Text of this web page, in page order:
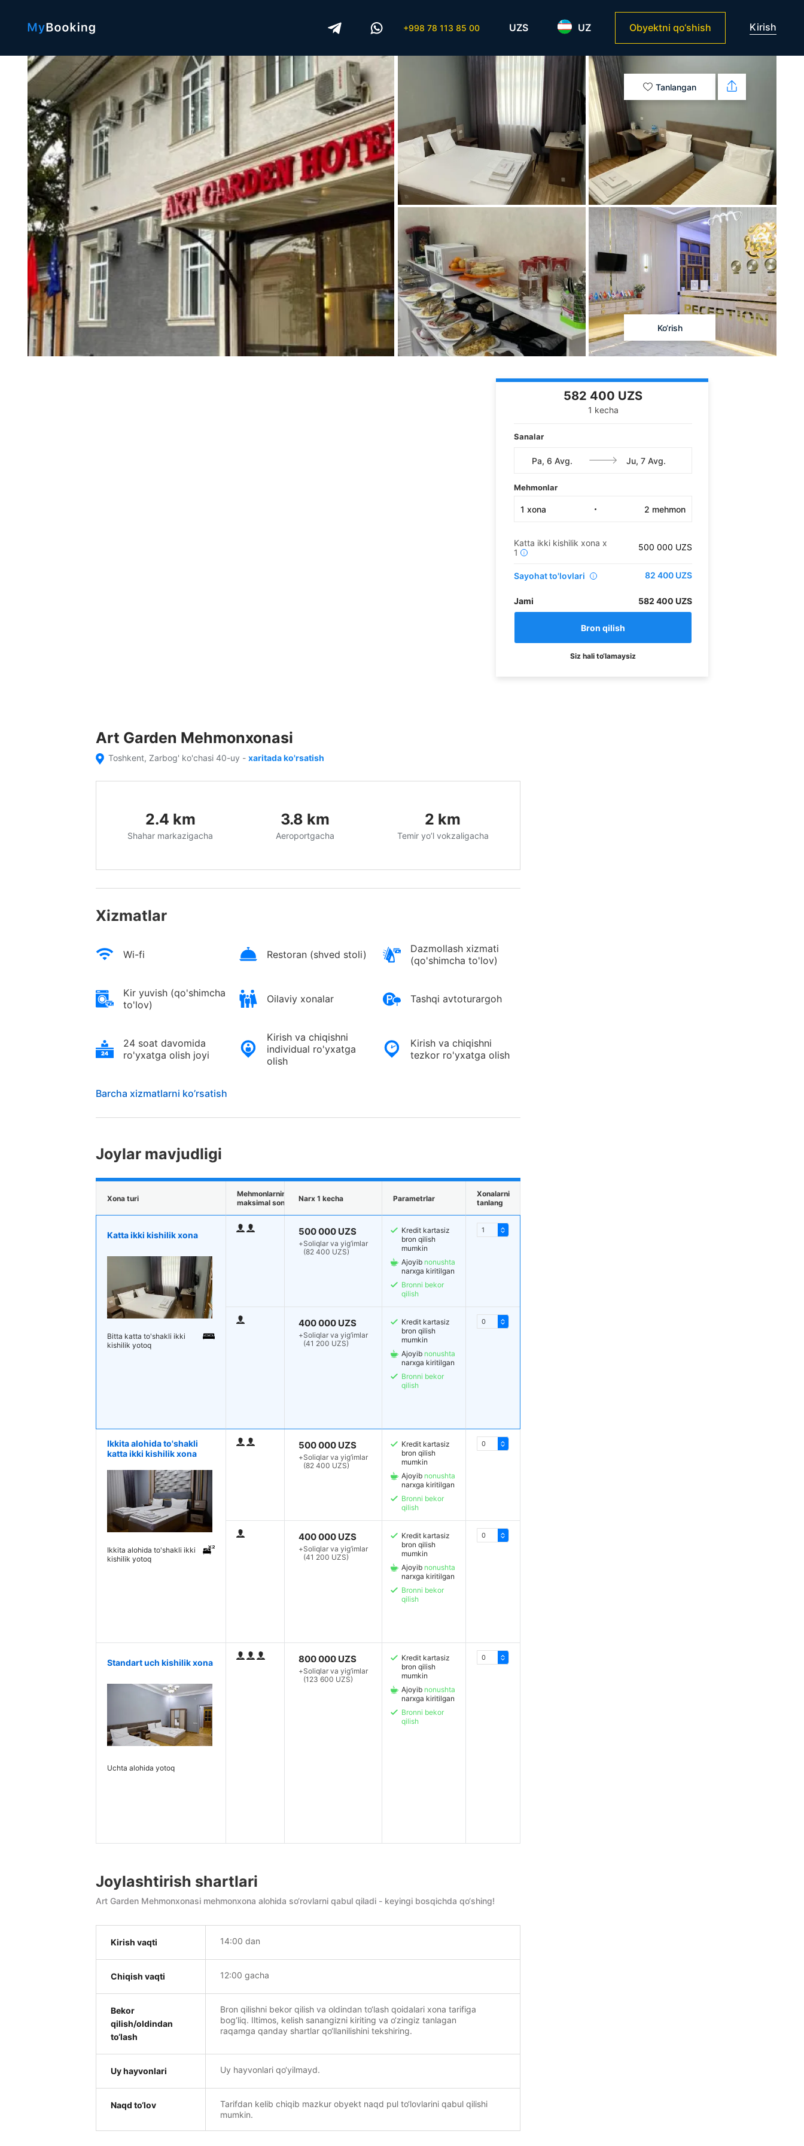
+998 78 113 85 00 UZS UZ Obyektni qo‘shish Kirish
Tanlangan
Ko‘rish
582 400 UZS
1 kecha
Sanalar
Mehmonlar
1 xona 2 mehmon
Katta ikki kishilik xona x
1
i
500 000 UZS
Sayohat to'lovlari i 82 400 UZS
Jami 582 400 UZS
Siz hali to‘lamaysiz
Art Garden Mehmonxonasi
Toshkent, Zarbog' ko'chasi 40-uy - xaritada ko'rsatish
2.4 km
Shahar markazigacha
3.8 km
Aeroportgacha
2 km
Temir yo’l vokzaligacha
Xizmatlar
Wi-fi Restoran (shved stoli)
Dazmollash xizmati
(qo'shimcha to'lov)
Kir yuvish (qo'shimcha
to'lov)
Oilaviy xonalar Tashqi avtoturargoh
24 soat davomida
ro'yxatga olish joyi
Kirish va chiqishni
individual ro'yxatga
olish
Kirish va chiqishni
tezkor ro'yxatga olish
Barcha xizmatlarni ko’rsatish
Joylar mavjudligi
Xona turi
Mehmonlarning
maksimal soni
Narx 1 kecha Parametrlar
Xonalarni
tanlang
Katta ikki kishilik xona
Bitta katta to'shakli ikki
kishilik yotoq
500 000 UZS
+Soliqlar va yig‘imlar
(82 400 UZS)
400 000 UZS
+Soliqlar va yig‘imlar
(41 200 UZS)
Kredit kartasiz
bron qilish
mumkin
Ajoyib nonushta
narxga kiritilgan
Bronni bekor
qilish
Kredit kartasiz
bron qilish
mumkin
Ajoyib nonushta
narxga kiritilgan
Bronni bekor
qilish
Ikkita alohida to'shakli
katta ikki kishilik xona
Ikkita alohida to'shakli ikki
kishilik yotoq
500 000 UZS
+Soliqlar va yig‘imlar
(82 400 UZS)
400 000 UZS
+Soliqlar va yig‘imlar
(41 200 UZS)
Kredit kartasiz
bron qilish
mumkin
Ajoyib nonushta
narxga kiritilgan
Bronni bekor
qilish
Kredit kartasiz
bron qilish
mumkin
Ajoyib nonushta
narxga kiritilgan
Bronni bekor
qilish
Standart uch kishilik xona
Uchta alohida yotoq
800 000 UZS
+Soliqlar va yig‘imlar
(123 600 UZS)
Kredit kartasiz
bron qilish
mumkin
Ajoyib nonushta
narxga kiritilgan
Bronni bekor
qilish
Joylashtirish shartlari
Art Garden Mehmonxonasi mehmonxona alohida so‘rovlarni qabul qiladi - keyingi bosqichda qo‘shing!
Kirish vaqti 14:00 dan
Chiqish vaqti 12:00 gacha
Bekor
qilish/oldindan
to‘lash
Bron qilishni bekor qilish va oldindan to‘lash qoidalari xona tarifiga
bog‘liq. Iltimos, kelish sanangizni kiriting va o‘zingiz tanlagan
raqamga qanday shartlar qo‘llanilishini tekshiring.
Uy hayvonlari Uy hayvonlari qo‘yilmayd.
Naqd to‘lov
Tarifdan kelib chiqib mazkur obyekt naqd pul to‘lovlarini qabul qilishi
mumkin.